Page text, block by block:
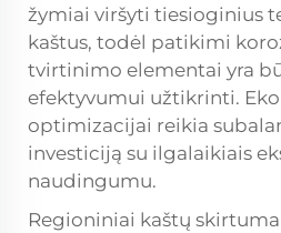
žymiai viršyti tiesioginius
kaštus, todėl patikimi
tvirtinimo elementai yra
efektyvumui užtikrinti.
optimizacijai reikia
investiciją su ilgalaikiais
naudingumu.
Regioniniai kaštų